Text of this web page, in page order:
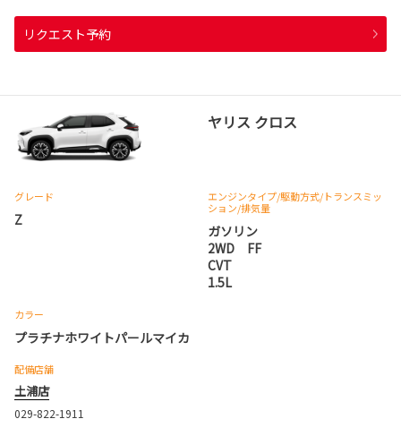
リクエスト予約
ヤリス クロス
グレード
Z
エンジンタイプ/駆動方式/トランスミッ
ション/排気量
ガソリン
2WD FF
CVT
1.5L
カラー
プラチナホワイトパールマイカ
配備店舗
土浦店
029-822-1911